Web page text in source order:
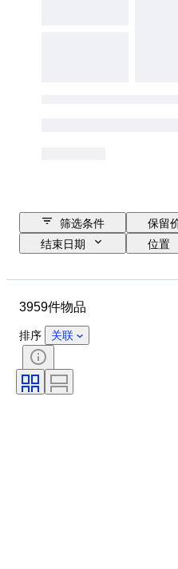
筛选条件 保留
结束日期
位置
状态
带配件
物品尺寸
3959件物品
排序 关联